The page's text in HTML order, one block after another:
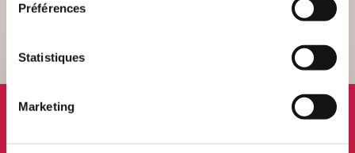
Préférences
Statistiques
Marketing